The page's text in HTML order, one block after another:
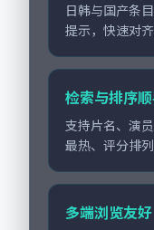
日韩与国产条
提示，快速对齐
检索与排序
支持片名、演
最热、评分排
多端浏览友好